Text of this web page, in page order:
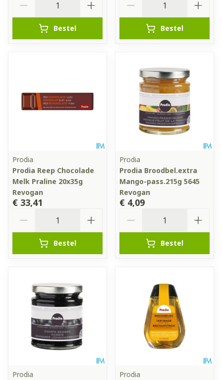
Bestel Bestel
Prodia
Prodia Reep Chocolade
Melk Praline 20x35g
Revogan
€ 33,41
Bestel
Prodia
Prodia Broodbel.extra
Mango-pass.215g 5645
Revogan
€ 4,09
Bestel
Prodia
Prodia